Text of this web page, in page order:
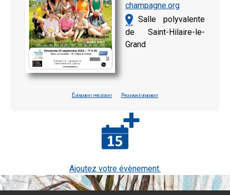
champagne.org
Salle polyvalente
de Saint-Hilaire-le-
Grand
Évènement précédent Prochain évènement
Ajoutez votre évènement.